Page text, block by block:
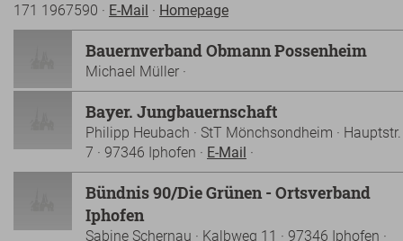
171 1967590 · E-Mail · Homepage
Bauernverband Obmann Possenheim
Michael Müller ·
Bayer. Jungbauernschaft
Philipp Heubach · StT Mönchsondheim · Hauptstr.
7 · 97346 Iphofen · E-Mail ·
Bündnis 90/Die Grünen - Ortsverband
Iphofen
Sabine Schernau · Kalbweg 11 · 97346 Iphofen ·